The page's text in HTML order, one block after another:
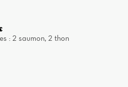
: 2 saumon, 2 thon